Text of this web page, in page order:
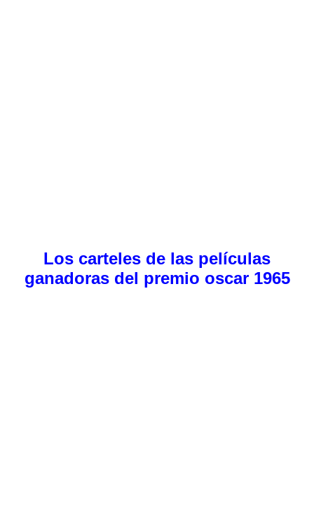
Los carteles de las películas
ganadoras del premio oscar 1965